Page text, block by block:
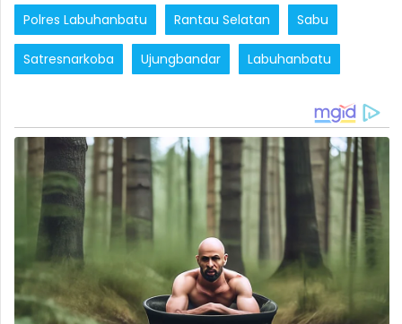
Polres Labuhanbatu Rantau Selatan Sabu
Satresnarkoba Ujungbandar Labuhanbatu